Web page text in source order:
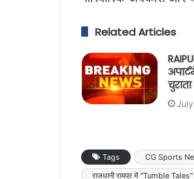
Related Articles
Tags CG Sports
राजधानी रायपुर में "Tumble Tales"